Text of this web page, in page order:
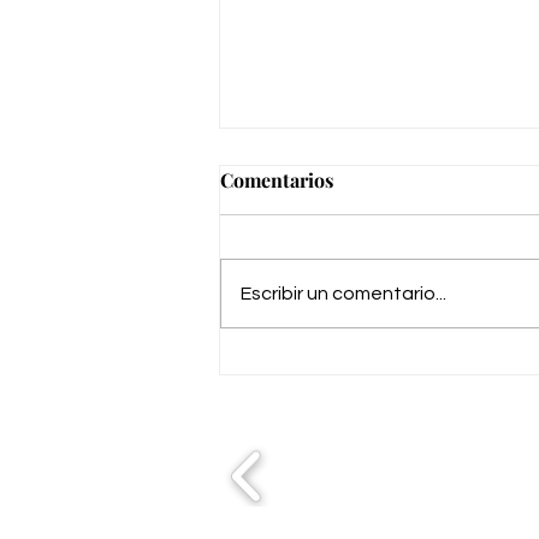
Comentarios
Escribir un comentario...